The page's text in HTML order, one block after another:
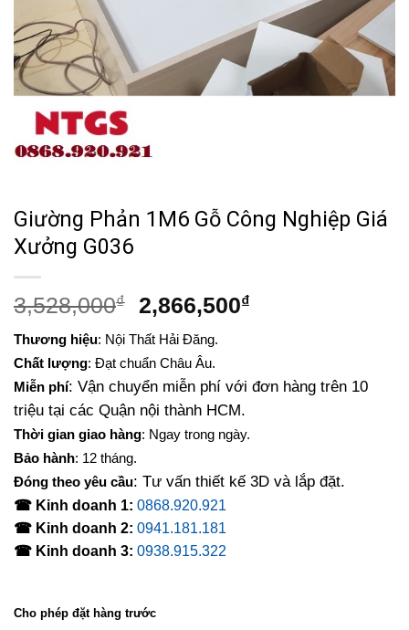
Giường Phản 1M6 Gỗ Công Nghiệp Giá
Xưởng G036
3,528,000₫
Giá
là:
3,528,000₫.
2,866,500₫Giá
2,866,500₫.
Thương hiệu: Nội Thất Hải Đăng.
Chất lượng: Đạt chuẩn Châu Âu.
Miễn phí: Vận chuyển miễn phí với đơn hàng trên 10
triệu tại các Quận nội thành HCM.
Thời gian giao hàng: Ngay trong ngày.
Bảo hành: 12 tháng.
Đóng theo yêu cầu: Tư vấn thiết kế 3D và lắp đặt.
☎ Kinh doanh 1: 0868.920.921
☎ Kinh doanh 2: 0941.181.181
☎ Kinh doanh 3: 0938.915.322
Cho phép đặt hàng trước